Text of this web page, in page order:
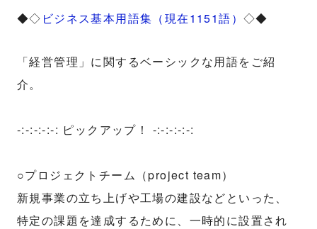
◆◇ ビジネス基本用語集（現在1151語）◇◆
「経営管理」に関するベーシックな用語をご紹
介。
-:-:-:-:-: ピックアップ！ -:-:-:-:-:
○プロジェクトチーム（project team）
新規事業の立ち上げや工場の建設などといった、
特定の課題を達成するために、一時的に設置され